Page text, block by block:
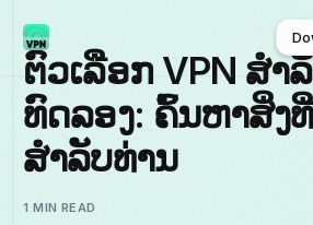
Download free
ຕົວເລືອກ VPN ສໍາ
ທົດລອງ: ຄົ້ນຫາສິ່ງ
ສໍາລັບທ່ານ
1 MIN READ